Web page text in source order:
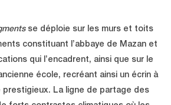
se déploie sur les murs et toits
constituant l’abbaye de Mazan et
qui l’encadrent, ainsi que sur le
école, recréant ainsi un écrin à
prestigieux. La ligne de partage des